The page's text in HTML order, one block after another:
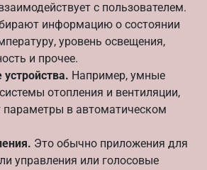
с пользователем.
информацию о состоянии
уровень освещения,
и прочее.
Например, умные
отопления и вентиляции,
в автоматическом
Это обычно приложения для
управления или голосовые